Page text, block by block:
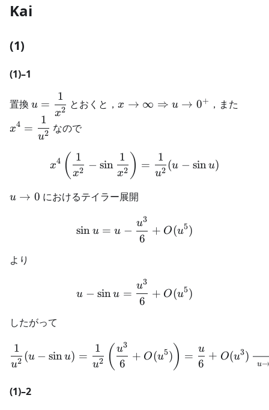
Kai
(1)
(1)–1
置換
u=\dfrac{1}
{x^2}
u =
x2
1
とおくと， x\to\infty
\Rightarrow
x → ∞ ⇒ u → 0+ ，また
x4 =
u2
1
なので
x^4\left(\frac{1}{x^2}-
x4 ( x2
1
− sin
x2
1 ) =
u2
1
(u − sinu)
u
u → 0 におけるテイラー展開
\sin u = u -
sin u = u −
6
u3
+ O(u5)
より
u-\sin u =
u − sinu =
6
u3
+ O(u5)
したがって
\frac{1}{u^2}(u-\sin u)
u2
1
(u − sinu) =
u2
1 ( 6
u3
+ O(u5) ) =
6
u
+ O(u3)
u
(1)–2